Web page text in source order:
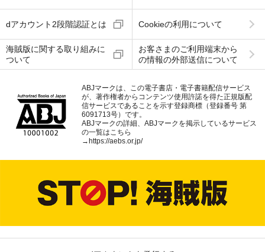
dアカウント2段階認証とは Cookieの利用について
海賊版に関する取り組みに
ついて
お客さまのご利用端末から
の情報の外部送信について
ABJマークは、この電子書店・電子書籍配信サービス
が、著作権者からコンテンツ使用許諾を得た正規版配
信サービスであることを示す登録商標（登録番号 第
6091713号）です。
ABJマークの詳細、ABJマークを掲示しているサービス
の一覧はこちら
→ https://aebs.or.jp/